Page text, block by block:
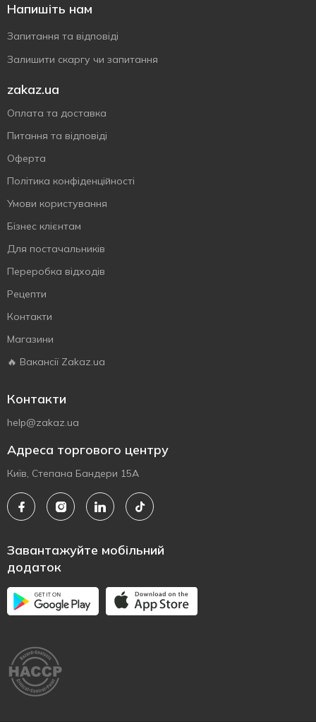
Напишіть нам
Запитання та відповіді
Залишити скаргу чи запитання
zakaz.ua
Оплата та доставка
Питання та відповіді
Оферта
Політика конфіденційності
Умови користування
Бізнес клієнтам
Для постачальників
Переробка відходів
Рецепти
Контакти
Магазини
🔥 Вакансії Zakaz.ua
Контакти
help@zakaz.ua
Адреса торгового центру
Київ, Степана Бандери 15А
Завантажуйте мобільний
додаток